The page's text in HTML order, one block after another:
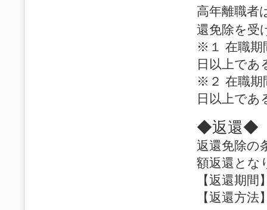
高年離職者
還免除を受
※１ 在職期
日以上であ
※２ 在職期
日以上であ
◆返還◆
返還免除の
額返還とな
【返還期
【返還方法